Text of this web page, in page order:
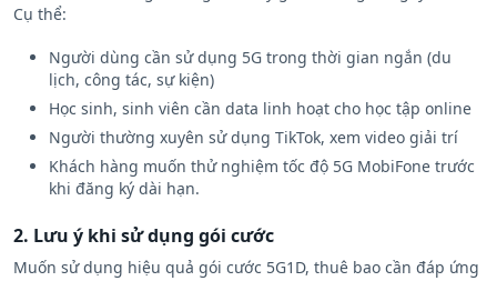
hai chiều và không tham gia bất kỳ gói cước ngắn ngày nào.
Người dùng cần sử dụng 5G trong thời gian ngắn (du
lịch, công tác, sự kiện)
Học sinh, sinh viên cần data linh hoạt cho học tập online
Người thường xuyên sử dụng TikTok, xem video giải trí
Khách hàng muốn thử nghiệm tốc độ 5G MobiFone trước
2. Lưu ý khi sử dụng gói cước